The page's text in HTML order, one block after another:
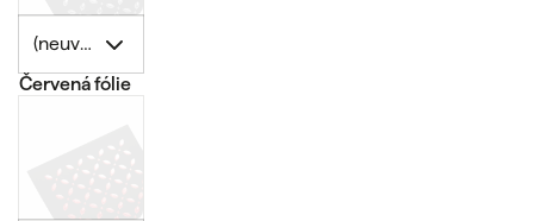
(neuvedeno)
Červená fólie